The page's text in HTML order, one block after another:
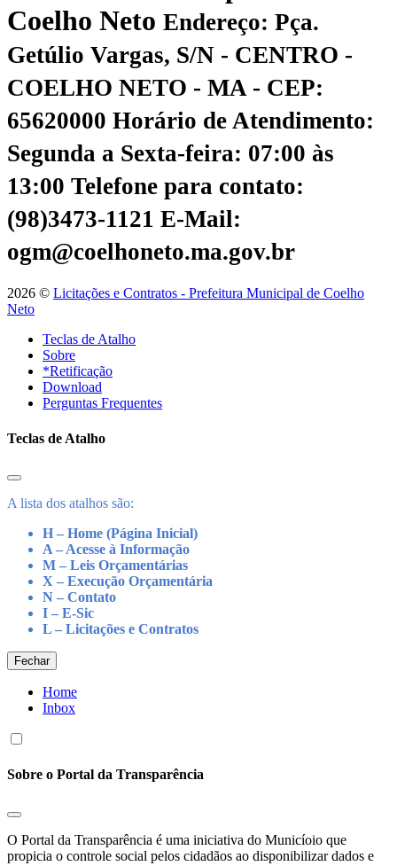
Coelho Neto Endereço: Pça.
Getúlio Vargas, S/N - CENTRO -
COELHO NETO - MA - CEP:
65620000 Horário de Atendimento:
Segunda a Sexta-feira: 07:00 às
13:00 Telefone para contato:
(98)3473-1121 E-Mail:
ogm@coelhoneto.ma.gov.br
2026 © Licitações e Contratos - Prefeitura Municipal de Coelho
Neto
Teclas de Atalho
Sobre
*Retificação
Download
Perguntas Frequentes
Teclas de Atalho
A lista dos atalhos são:
H – Home (Página Inicial)
A – Acesse à Informação
M – Leis Orçamentárias
X – Execução Orçamentária
N – Contato
I – E-Sic
L – Licitações e Contratos
Fechar
Home
Inbox
Sobre o Portal da Transparência
O Portal da Transparência é uma iniciativa do Municíoio que
propicia o controle social pelos cidadãos ao disponibilizar dados e